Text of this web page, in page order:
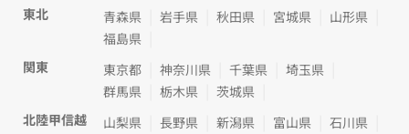
東北
青森県 岩手県 秋田県 宮城県
山形県
福島県
関東
東京都 神奈川県 千葉県
埼玉県
群馬県
栃木県
茨城県
北陸甲信越
山梨県 長野県 新潟県 富山県
石川県